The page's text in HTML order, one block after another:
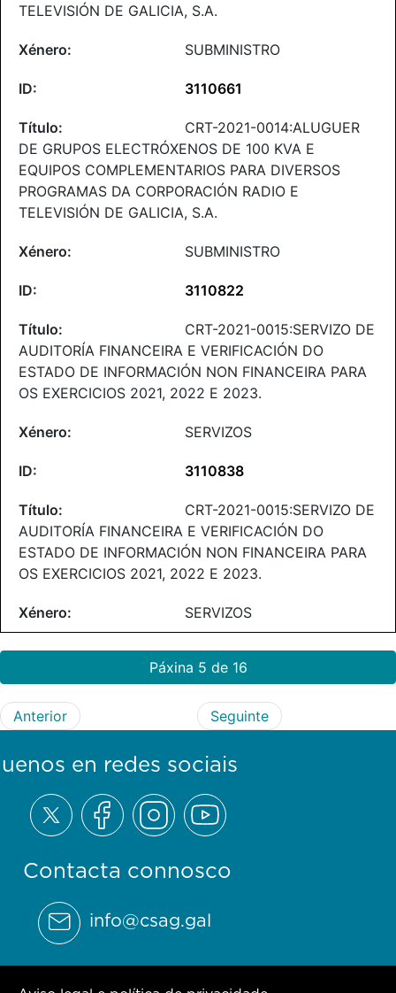
TELEVISIÓN DE GALICIA, S.A.
SUBMINISTRO
3110661
CRT-2021-0014:ALUGUER
DE GRUPOS ELECTRÓXENOS DE 100 KVA E
EQUIPOS COMPLEMENTARIOS PARA DIVERSOS
PROGRAMAS DA CORPORACIÓN RADIO E
TELEVISIÓN DE GALICIA, S.A.
SUBMINISTRO
3110822
CRT-2021-0015:SERVIZO DE
AUDITORÍA FINANCEIRA E VERIFICACIÓN DO
ESTADO DE INFORMACIÓN NON FINANCEIRA PARA
OS EXERCICIOS 2021, 2022 E 2023.
SERVIZOS
3110838
CRT-2021-0015:SERVIZO DE
AUDITORÍA FINANCEIRA E VERIFICACIÓN DO
ESTADO DE INFORMACIÓN NON FINANCEIRA PARA
OS EXERCICIOS 2021, 2022 E 2023.
SERVIZOS
Páxina 5 de 16
Anterior Seguinte
Contacta connosco
info@csag.gal
en redes sociais